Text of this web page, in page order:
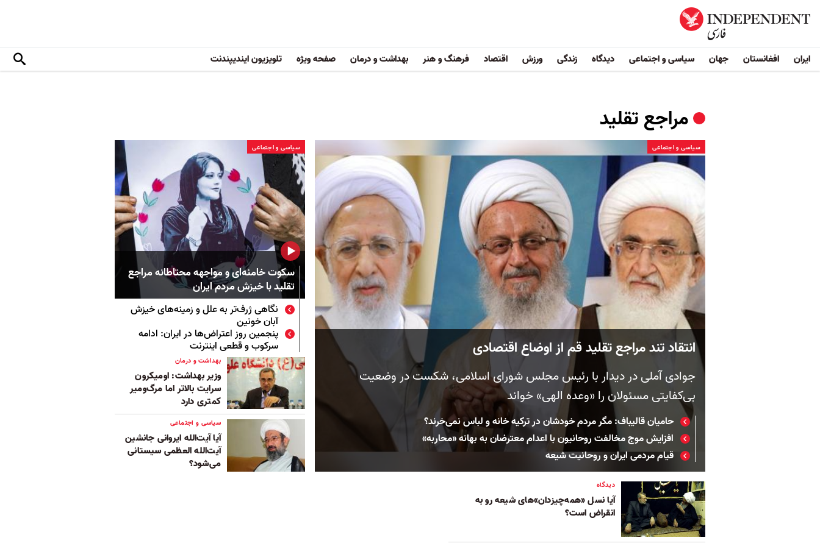
ایران افغانستان جهان سیاسی و اجتماعی دیدگاه زندگی ورزش اقتصاد فرهنگ و هنر بهداشت و درمان صفحه ویژه تلویزیون ایندیپندنت
مراجع تقلید
سیاسی و اجتماعی
انتقاد تند مراجع تقلید قم از اوضاع اقتصادی
جوادی آملی در دیدار با رئیس مجلس شورای اسلامی، شکست در وضعیت
بی‌کفایتی مسئولان را «وعده الهی» خواند
حامیان قالیباف: مگر مردم خودشان در ترکیه خانه و لباس نمی‌خرند؟
افزایش موج مخالفت روحانیون با اعدام‌ معترضان به بهانه «محاربه»
قیام مردمی ایران و روحانیت شیعه
سیاسی و اجتماعی
سکوت خامنه‌ای و مواجهه محتاطانه مراجع
تقلید با خیزش مردم ایران
نگاهی ژرف‌تر به علل و زمینه‌های خیزش
آبان خونین
پنجمین روز اعتراض‌ها در ایران: ادامه
سرکوب و قطعی اینترنت
بهداشت و درمان
وزیر بهداشت: اومیکرون
سرایت بالاتر اما مرگ‌ومیر
کمتری دارد
سیاسی و اجتماعی
آیا آیت‌الله ایروانی جانشین
آیت‌الله ‌العظمی سیستانی
می‌شود؟
دیدگاه
آیا نسل «همه‌چیزدان‌»های شیعه رو به
انقراض است؟